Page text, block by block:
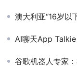
澳大利亚“16岁以下社媒禁令”即将
AI聊天App Talkie日活破百万：抽
谷歌机器人专家